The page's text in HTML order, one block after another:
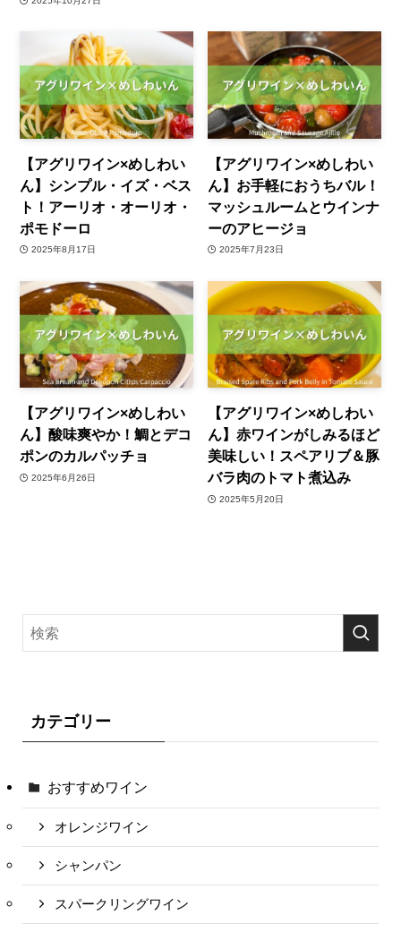
【アグリワイン×めしわい
ん】シンプル・イズ・ベス
ト！アーリオ・オーリオ・
ポモドーロ
2025年8月17日
【アグリワイン×めしわい
ん】お手軽におうちバル！
マッシュルームとウインナ
ーのアヒージョ
2025年7月23日
【アグリワイン×めしわい
ん】酸味爽やか！鯛とデコ
ポンのカルパッチョ
2025年6月26日
【アグリワイン×めしわい
ん】赤ワインがしみるほど
美味しい！スペアリブ＆豚
バラ肉のトマト煮込み
2025年5月20日
カテゴリー
おすすめワイン
オレンジワイン
シャンパン
スパークリングワイン